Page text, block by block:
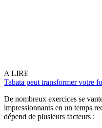
A LIRE
Tabata peut transformer votre
De nombreux exercices se
impressionnants en un temps
dépend de plusieurs facteurs :